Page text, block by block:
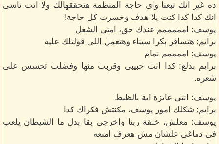
ده غير انك تبعنا واى حاجة المنظمة هتحققهالك ولا انت ناسى
انك كدا كدا كنت بلا هدف وخسرت كل حاجة!
يوسف: امممممم عندك حق، امتى الشغل
برايم: هتسافر بكرا سيناء وهتعمل اللى قولتلك عليه
يوسف: اممممم تمام
برايم بدلع: كدا انت حبيبى وقربت منها وفضلت تحسس على
شعره.
يوسف: انتى عايزة اية بالظبط
برايم: شكلك امور يوسف، مكنتش فكراك كدا
يوسف: معلش، خلقة ربنا واخرجى بقا بدل ما الشيطان يلعب
فى دماغى علشان مش هعرف امنعه